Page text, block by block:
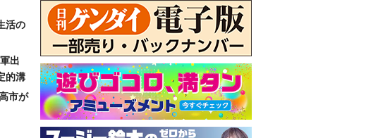
活の
出
的溝
市が